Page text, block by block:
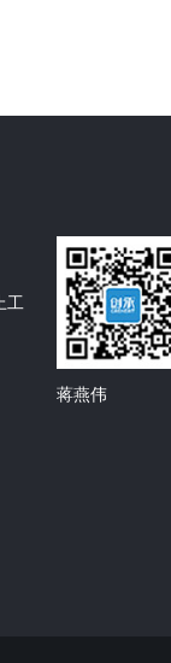
工
蒋燕伟